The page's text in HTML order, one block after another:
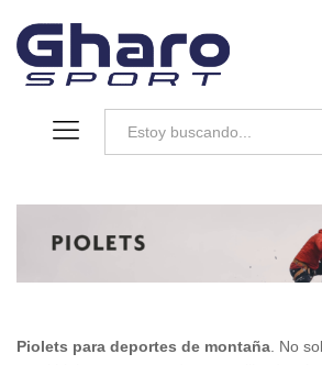
Piolets para deportes de montaña . No